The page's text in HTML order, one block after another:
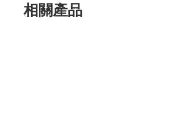
相關產品